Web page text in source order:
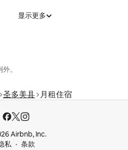
显示更多
。
圣多美县 月租住宿
Airbnb, Inc.
私
条款